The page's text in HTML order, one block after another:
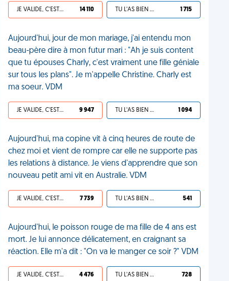
JE VALIDE, C'EST UNE VDM 14 110 TU L'AS BIEN MÉRITÉ 1 715
Aujourd'hui, jour de mon mariage, j'ai entendu mon
beau-père dire à mon futur mari : "Ah je suis content
que tu épouses Charly, c'est vraiment une fille géniale
sur tous les plans". Je m'appelle Christine. Charly est
ma soeur. VDM
JE VALIDE, C'EST UNE VDM 9 947 TU L'AS BIEN MÉRITÉ 1 094
Aujourd'hui, ma copine vit à cinq heures de route de
chez moi et vient de rompre car elle ne supporte pas
les relations à distance. Je viens d'apprendre que son
nouveau petit ami vit en Australie. VDM
JE VALIDE, C'EST UNE VDM 7 739 TU L'AS BIEN MÉRITÉ 541
Aujourd'hui, le poisson rouge de ma fille de 4 ans est
mort. Je lui annonce délicatement, en craignant sa
réaction. Elle m'a dit : "On va le manger ce soir ?" VDM
JE VALIDE, C'EST UNE VDM 4 476 TU L'AS BIEN MÉRITÉ 728